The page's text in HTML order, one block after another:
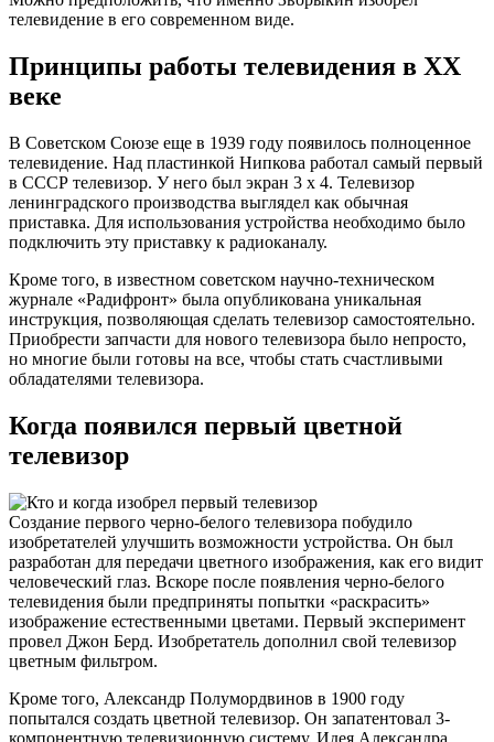
телевидение в его современном виде.
Принципы работы телевидения в XX
веке
В Советском Союзе еще в 1939 году появилось полноценное
телевидение. Над пластинкой Нипкова работал самый первый
в СССР телевизор. У него был экран 3 х 4. Телевизор
ленинградского производства выглядел как обычная
приставка. Для использования устройства необходимо было
подключить эту приставку к радиоканалу.
Кроме того, в известном советском научно-техническом
журнале «Радифронт» была опубликована уникальная
инструкция, позволяющая сделать телевизор самостоятельно.
Приобрести запчасти для нового телевизора было непросто,
но многие были готовы на все, чтобы стать счастливыми
обладателями телевизора.
Когда появился первый цветной
телевизор
Создание первого черно-белого телевизора побудило
изобретателей улучшить возможности устройства. Он был
разработан для передачи цветного изображения, как его видит
человеческий глаз. Вскоре после появления черно-белого
телевидения были предприняты попытки «раскрасить»
изображение естественными цветами. Первый эксперимент
провел Джон Берд. Изобретатель дополнил свой телевизор
цветным фильтром.
Кроме того, Александр Полумордвинов в 1900 году
попытался создать цветной телевизор. Он запатентовал 3-
компонентную телевизионную систему. Идея Александра